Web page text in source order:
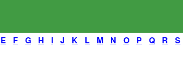
E F G H I J K L M N O P Q R S